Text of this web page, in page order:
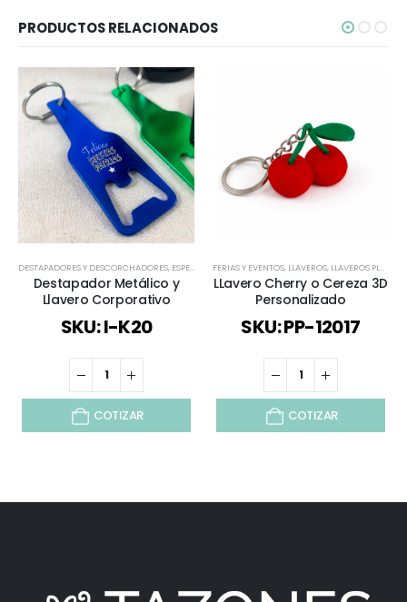
PRODUCTOS RELACIONADOS
DESTAPADORES Y DESCORCHADORES, ESPECIAL FIESTAS PATRIAS ,LLAVEROS,LLAVEROS
Destapador Metálico y
Llavero Corporativo
SKU: I-K20
COTIZAR
FERIAS Y EVENTOS, LLAVEROS, LLAVEROS PLÁSTICOS
LLavero Cherry o Cereza 3D
Personalizado
SKU: PP-12017
COTIZAR